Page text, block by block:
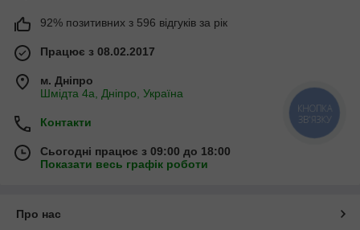
92% позитивних з 596 відгуків за рік
Працює з 08.02.2017
м. Дніпро
Шмідта 4а, Дніпро, Україна
Контакти
Сьогодні працює з 09:00 до 18:00
Показати весь графік роботи
Про нас
КНОПКА
ЗВ'ЯЗКУ